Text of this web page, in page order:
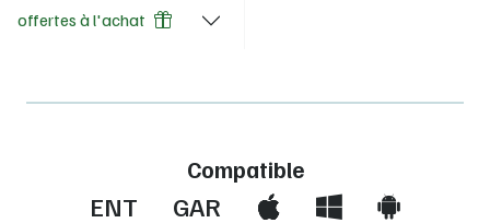
offertes à l'achat
Compatible
ENT GAR